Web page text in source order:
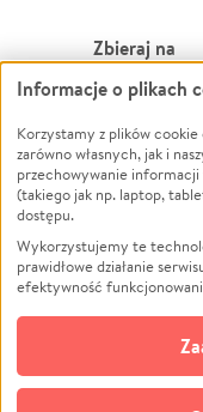
Zbieraj na
Leczenie
Zwierzęta
Pożar
Ukraina
Pomoc Finansowa
Projekty
Pogrzeb
Społeczność
Kultura
Informacje o plikach
Korzystamy z plików
zarówno własnych, jak i
przechowywanie informacji
(takiego jak np. laptop,
dostępu.
Wykorzystujemy te
prawidłowe działanie
efektywność
technologii do celów
zgodę na ich stosowanie
możliwość zmiany swoich